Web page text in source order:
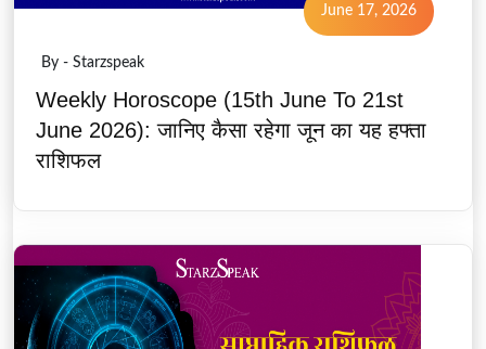
June 17, 2026
By - Starzspeak
Weekly Horoscope (15th June To 21st
June 2026): जानिए कैसा रहेगा जून का यह हफ्ता
राशिफल